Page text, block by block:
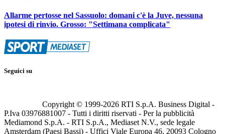
Allarme pertosse nel Sassuolo: domani c'è la Juve, nessuna
ipotesi di rinvio. Grosso: "Settimana complicata"
Seguici su
Copyright © 1999-2026 RTI S.p.A. Business Digital -
P.Iva 03976881007 - Tutti i diritti riservati - Per la pubblicità
Mediamond S.p.A. - RTI S.p.A., Mediaset N.V., sede legale
Amsterdam (Paesi Bassi) - Uffici Viale Europa 46, 20093 Cologno